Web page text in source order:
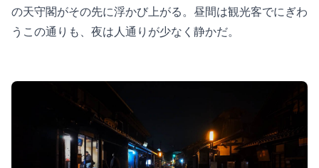
の天守閣がその先に浮かび上がる。昼間は観光客でにぎわ
うこの通りも、夜は人通りが少なく静かだ。